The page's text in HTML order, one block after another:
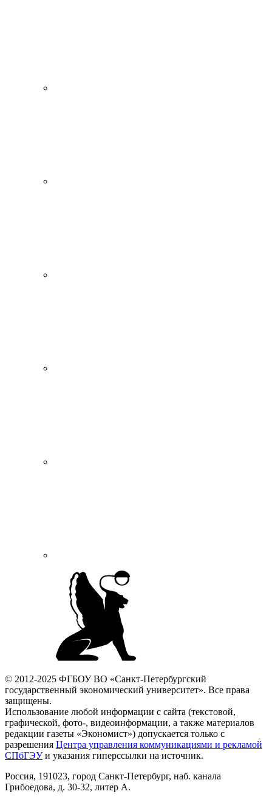
© 2012-2025 ФГБОУ ВО «Санкт-Петербургский
государственный экономический университет». Все права
защищены.
Использование любой информации с сайта (текстовой,
графической, фото-, видеоинформации, а также материалов
редакции газеты «Экономист») допускается только с
разрешения Центра управления коммуникациями и рекламой
СПбГЭУи указания гиперссылки на источник.
Россия, 191023, город Санкт-Петербург, наб. канала
Грибоедова, д. 30-32, литер А.